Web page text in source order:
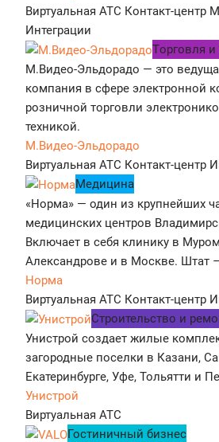
Виртуальная АТС Контакт-центр
Интеграции
Tорговля
М.Видео-Эльдорадо — это
компания в сфере электронной
розничной торговли
техникой.
М.Видео-Эльдорадо
Виртуальная АТС Контакт-центр
Медицина
«Норма» — один из крупнейших
медицинских центров
Включает в себя клинику в
Александрове и в Москве. Штат
Норма
Виртуальная АТС Контакт-центр
Строительство и
Унистрой создает жилые
загородные поселки в Казани,
Екатеринбурге, Уфе, Тольятти и
Унистрой
Виртуальная АТС
Гостиничный бизнес